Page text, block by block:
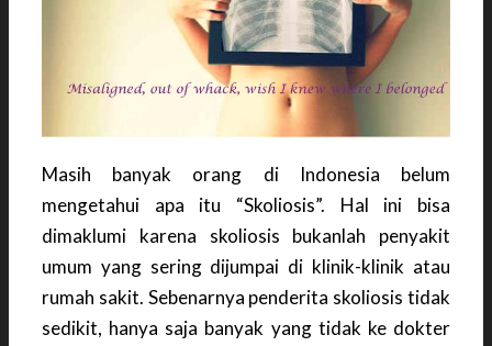
Masih banyak orang di Indonesia belum
mengetahui apa itu “Skoliosis”. Hal ini bisa
dimaklumi karena skoliosis bukanlah penyakit
umum yang sering dijumpai di klinik-klinik atau
rumah sakit. Sebenarnya penderita skoliosis tidak
sedikit, hanya saja banyak yang tidak ke dokter